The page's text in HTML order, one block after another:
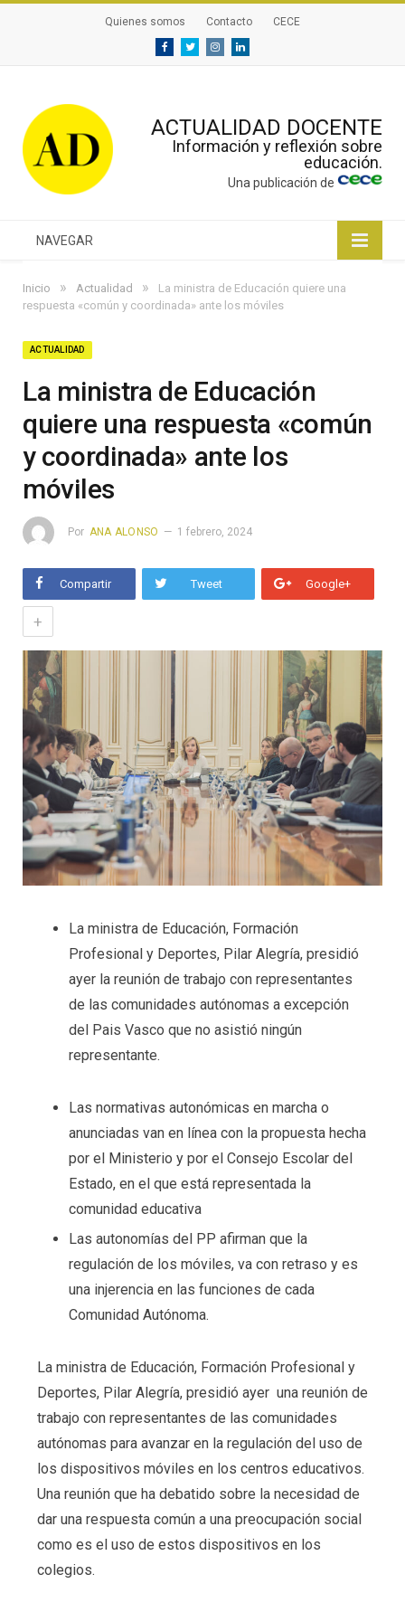
Quienes somos Contacto CECE
FacebookTwitterInstagramLinkedin
ACTUALIDAD DOCENTE
Información y reflexión sobre
educación.
Una publicación de
NAVEGAR
Inicio » Actualidad »
La ministra de Educación quiere una
respuesta «común y coordinada» ante los móviles
ACTUALIDAD
La ministra de Educación
quiere una respuesta «común
y coordinada» ante los
móviles
Por ANA ALONSO 1 febrero, 2024
Compartir Tweet Google+
+
La ministra de Educación, Formación
Profesional y Deportes, Pilar Alegría, presidió
ayer la reunión de trabajo con representantes
de las comunidades autónomas a excepción
del Pais Vasco que no asistió ningún
representante.
Las normativas autonómicas en marcha o
anunciadas van en línea con la propuesta hecha
por el Ministerio y por el Consejo Escolar del
Estado, en el que está representada la
comunidad educativa
Las autonomías del PP afirman que la
regulación de los móviles, va con retraso y es
una injerencia en las funciones de cada
Comunidad Autónoma.
La ministra de Educación, Formación Profesional y
Deportes, Pilar Alegría, presidió ayer una reunión de
trabajo con representantes de las comunidades
autónomas para avanzar en la regulación del uso de
los dispositivos móviles en los centros educativos.
Una reunión que ha debatido sobre la necesidad de
dar una respuesta común a una preocupación social
como es el uso de estos dispositivos en los
colegios.